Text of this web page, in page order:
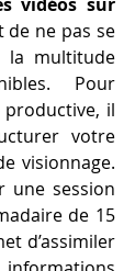
de ne pas se
la multitude
Pour
il
votre
visionnage.
une session
de 15
d’assimiler